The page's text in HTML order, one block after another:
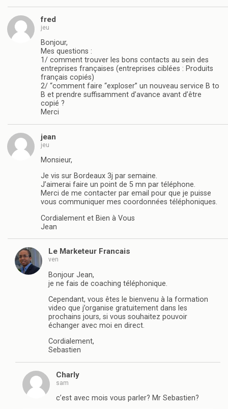
fred
jeu
Bonjour,
Mes questions :
1/ comment trouver les bons contacts au sein des
entreprises françaises (entreprises ciblées : Produits
français copiés)
2/ “comment faire “exploser” un nouveau service B to
B et prendre suffisamment d’avance avant d’être
copié ?
Merci
jean
jeu
Monsieur,
Je vis sur Bordeaux 3j par semaine.
J’aimerai faire un point de 5 mn par téléphone.
Merci de me contacter par email pour que je puisse
vous communiquer mes coordonnées téléphoniques.
Cordialement et Bien à Vous
Jean
Le Marketeur Francais
ven
Bonjour Jean,
je ne fais de coaching téléphonique.
Cependant, vous êtes le bienvenu à la formation
video que j’organise gratuitement dans les
prochains jours, si vous souhaitez pouvoir
échanger avec moi en direct.
Cordialement,
Sebastien
Charly
sam
c’est avec mois vous parler? Mr Sebastien?